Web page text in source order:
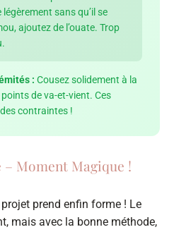
sans qu’il se
ajoutez de l’ouate. Trop
: Cousez solidement à la
de va-et-vient. Ces
contraintes !
– Moment Magique !
prend enfin forme ! Le
mais avec la bonne méthode,